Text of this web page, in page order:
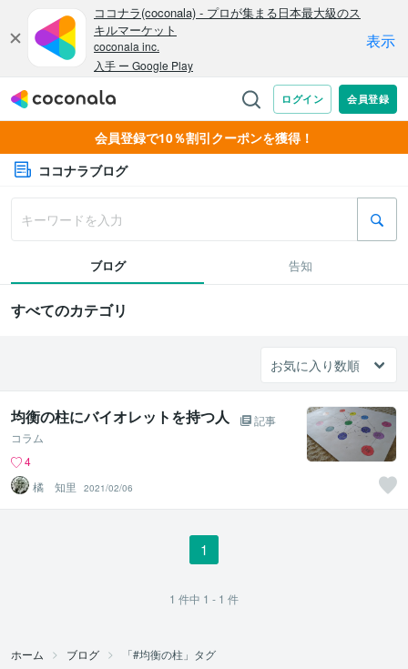
会員登録で10％割引クーポンを獲得！
ココナラブログ
ブログ 告知
すべてのカテゴリ
均衡の柱にバイオレットを持つ人
記事
コラム
4
橘 知里
2021/02/06
1
1 件中 1 - 1 件
ホーム ブログ 「#均衡の柱」タグ